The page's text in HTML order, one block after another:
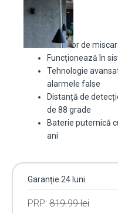
Detector de
Funcționează în
Tehnologie
alarmele false
Distanță de
de 88 grade
Baterie puternică
ani
Garanție 24 luni
PRP: 819.99lei